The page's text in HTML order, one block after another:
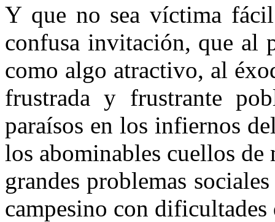
Y que no sea víctima
confusa invitación, que al
como algo atractivo, al
frustrada y frus­trante
paraísos en los infiernos
los abo­minables cuellos de
grandes problemas
campesino con